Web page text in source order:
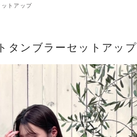
トアップ
タンブラーセットアップ